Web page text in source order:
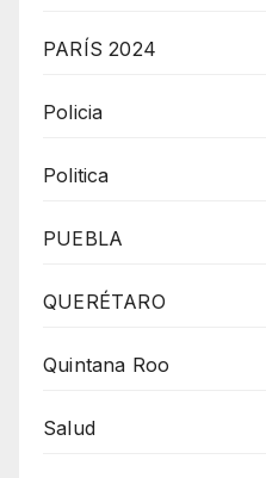
PARÍS 2024
Policia
Politica
PUEBLA
QUERÉTARO
Quintana Roo
Salud